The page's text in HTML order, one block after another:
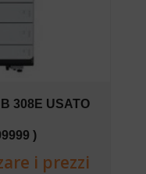
308E USATO
)
i prezzi